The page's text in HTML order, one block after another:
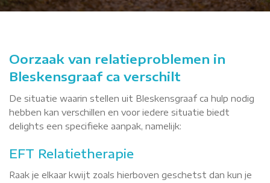
Oorzaak van relatieproblemen in
Bleskensgraaf ca verschilt
De situatie waarin stellen uit Bleskensgraaf ca hulp nodig
hebben kan verschillen en voor iedere situatie biedt
delights een specifieke aanpak, namelijk:
EFT Relatietherapie
Raak je elkaar kwijt zoals hierboven geschetst dan kun je